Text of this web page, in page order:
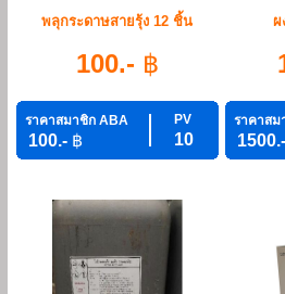
พลุกระดาษสายรุ้ง 12 ชิ้น
100.- ฿
ราคาสมาชิก ABA PV
100.- ฿ 10
ผ
ราคาสม
1500.-